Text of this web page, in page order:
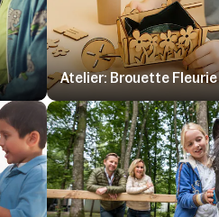
Atelier: Brouette Fleurie